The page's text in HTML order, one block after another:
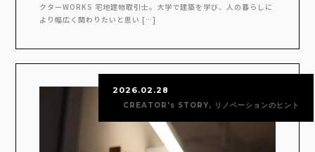
クターWORKS 宅地建物取引士。大学で建築を学び、人の暮らしに
より幅広く関わりたいと思い […]
2026.02.28
CREATOR's STORY, リノベーションのヒント